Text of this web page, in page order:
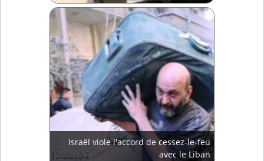
Israël viole l'accord de cessez-le-feu
avec le Liban